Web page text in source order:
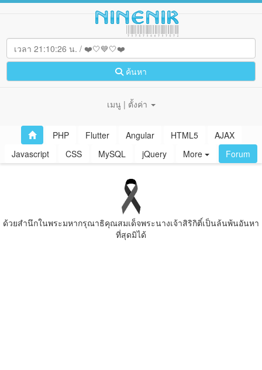
ค้นหา
เมนู | ตั้งค่า
PHP Flutter Angular HTML5
AJAX
Javascript
CSS MySQL jQuery More Forum
ด้วยสํานึกในพระมหากรุณาธิคุณสมเด็จพระนางเจ้าสิริกิติ์เป็นล้นพ้นอันหา
ที่สุดมิได้